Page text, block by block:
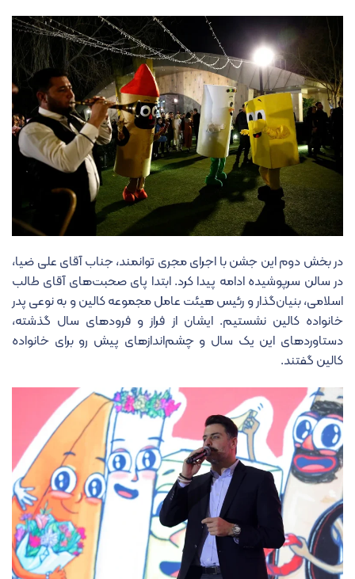
در بخش دوم این جشن با اجرای مجری توانمند، جناب آقای علی ضیا،
در سالن سرپوشیده ادامه پیدا کرد. ابتدا پای صحبت‌های آقای طالب
اسلامی، بنیان‌گذار و رئیس هیئت عامل مجموعه کالین و به نوعی پدر
خانواده کالین نشستیم. ایشان از فراز و فرودهای سال گذشته،
دستاوردهای این یک سال و چشم‌اندازهای پیش رو برای خانواده
کالین گفتند.